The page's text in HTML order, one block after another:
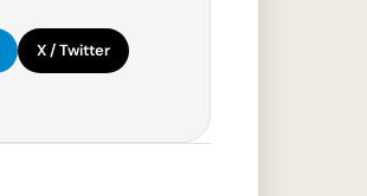
X / Twitter